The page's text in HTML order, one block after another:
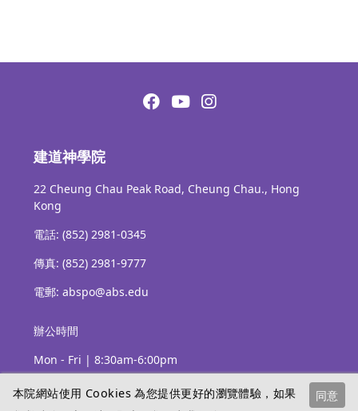
建道神學院
22 Cheung Chau Peak Road, Cheung Chau., Hong
Kong
電話: (852) 2981-0345
傳真: (852) 2981-9777
電郵: abspo@abs.edu
辦公時間
Mon - Fri | 8:30am-6:00pm
同意
本院網站使用 Cookies 為您提供更好的瀏覽體驗，如果